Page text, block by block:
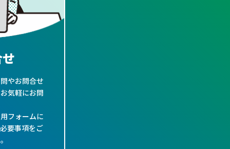
やお問合せ
気軽にお問
フォームに
要事項をご